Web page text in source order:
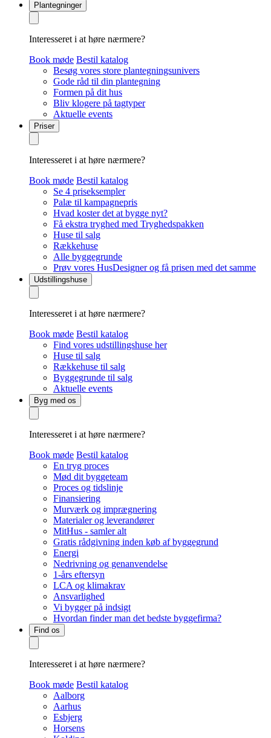
Plantegninger
Interesseret i at høre nærmere?
Book møde Bestil katalog
Besøg vores store plantegningsunivers
Gode råd til din plantegning
Formen på dit hus
Bliv klogere på tagtyper
Aktuelle events
Priser
Interesseret i at høre nærmere?
Book møde Bestil katalog
Se 4 priseksempler
Palæ til kampagnepris
Hvad koster det at bygge nyt?
Få ekstra tryghed med Tryghedspakken
Huse til salg
Rækkehuse
Alle byggegrunde
Prøv vores HusDesigner og få prisen med det samme
Udstillingshuse
Interesseret i at høre nærmere?
Book møde Bestil katalog
Find vores udstillingshuse her
Huse til salg
Rækkehuse til salg
Byggegrunde til salg
Aktuelle events
Byg med os
Interesseret i at høre nærmere?
Book møde Bestil katalog
En tryg proces
Mød dit byggeteam
Proces og tidslinje
Finansiering
Murværk og imprægnering
Materialer og leverandører
MitHus - samler alt
Gratis rådgivning inden køb af byggegrund
Energi
Nedrivning og genanvendelse
1-års eftersyn
LCA og klimakrav
Ansvarlighed
Vi bygger på indsigt
Hvordan finder man det bedste byggefirma?
Find os
Interesseret i at høre nærmere?
Book møde Bestil katalog
Aalborg
Aarhus
Esbjerg
Horsens